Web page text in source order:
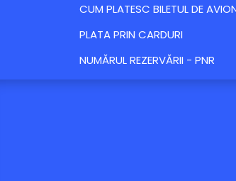
CUM PLATESC BILETUL DE
PLATA PRIN CARDURI
NUMĂRUL REZERVĂRII - PNR